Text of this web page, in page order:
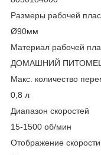
Размеры рабочей
Ø90мм
Материал рабочей
ДОМАШНИЙ
Макс. количество
0,8 л
Диапазон скоростей
15-1500 об/мин
Отображение скорости